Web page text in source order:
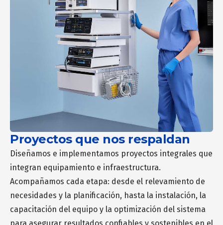
Proyectos que nos respaldan
Diseñamos e implementamos proyectos integrales que
integran equipamiento e infraestructura.
Acompañamos cada etapa: desde el relevamiento de
necesidades y la planificación, hasta la instalación, la
capacitación del equipo y la optimización del sistema